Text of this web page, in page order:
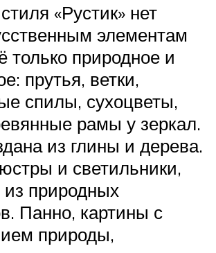
«Рустик» нет
элементам
только природное и
прутья, ветки,
спилы, сухоцветы,
рамы у зеркал.
из глины и дерева.
и светильники,
природных
Панно, картины с
природы,